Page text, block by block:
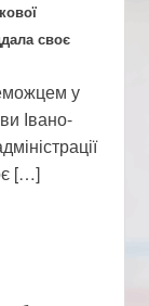
своє
у
Івано-
[…]